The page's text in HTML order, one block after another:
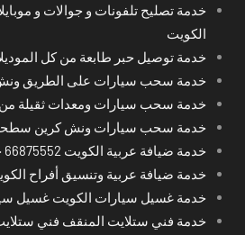
خدمة تصليح تلفونات و جوالات و
الكويت
خدمة توصيل حبر طابعة من كل
خدمة سحب سيارات على الطريق
خدمة سحب سيارات ومعدات ثقيلة من
خدمة سحب سيارات ونش كرين
خدمة ضيافة عربية الكويت 66875552 خدمة فورية
خدمة ضيافة عربية وتنسيق أفراح
خدمة غسيل سيارات الكويت غسيل
خدمة فني ستلايت المنقف فني